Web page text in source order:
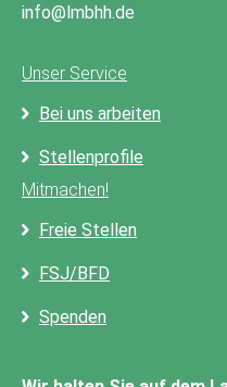
info@lmbhh.de
Unser Service
Bei uns arbeiten
Stellenprofile
Mitmachen!
Freie Stellen
FSJ/BFD
Spenden